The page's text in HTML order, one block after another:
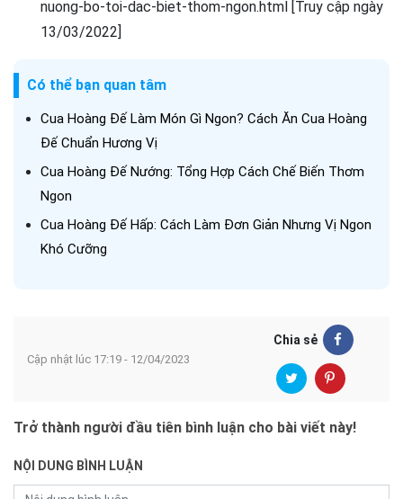
nuong-bo-toi-dac-biet-thom-ngon.html [Truy cập ngày
13/03/2022]
Có thể bạn quan tâm
Cua Hoàng Đế Làm Món Gì Ngon? Cách Ăn Cua Hoàng
Đế Chuẩn Hương Vị
Cua Hoàng Đế Nướng: Tổng Hợp Cách Chế Biến Thơm
Ngon
Cua Hoàng Đế Hấp: Cách Làm Đơn Giản Nhưng Vị Ngon
Khó Cưỡng
Cập nhật lúc 17:19 - 12/04/2023
Chia sẻ
Trở thành người đầu tiên bình luận cho bài viết này!
NỘI DUNG BÌNH LUẬN